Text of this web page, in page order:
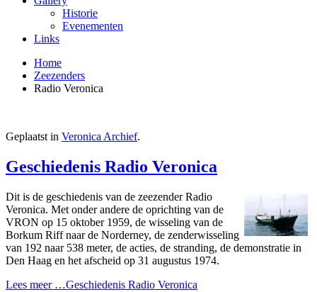
Historie
Evenementen
Links
Home
Zeezenders
Radio Veronica
Geplaatst in Veronica Archief.
Geschiedenis Radio Veronica
Dit is de geschiedenis van de zeezender Radio
Veronica. Met o­nder andere de oprichting van de
VRON op 15 oktober 1959, de wisseling van de
Borkum Riff naar de Norderney, de zenderwisseling
van 192 naar 538 meter, de acties, de stranding, de demonstratie in
Den Haag en het afscheid op 31 augustus 1974.
Lees meer …Geschiedenis Radio Veronica